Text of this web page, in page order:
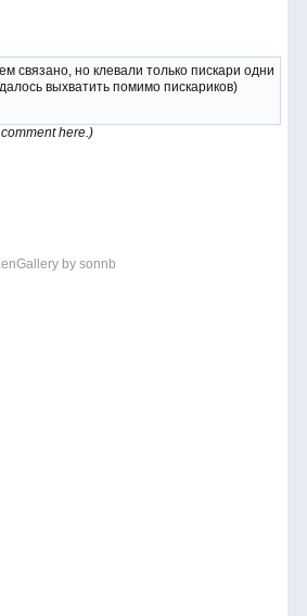
связано, но клевали только пискари одни
выхватить помимо пискариков)
here.)
bysonnb